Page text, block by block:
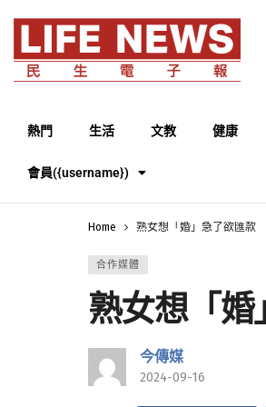
熱門 生活 文教 健康
會員({username})
Home 熟女想「婚」急了欲匯款
合作媒體
熟女想「
今傳媒
2024-09-16